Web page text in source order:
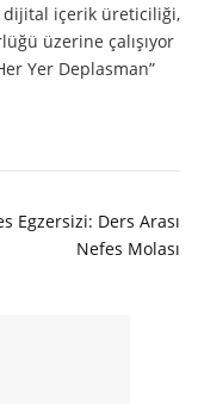
dijital içerik üreticiliği,
üzerine çalışıyor
Yer Deplasman”
Egzersizi: Ders Arası
Nefes Molası